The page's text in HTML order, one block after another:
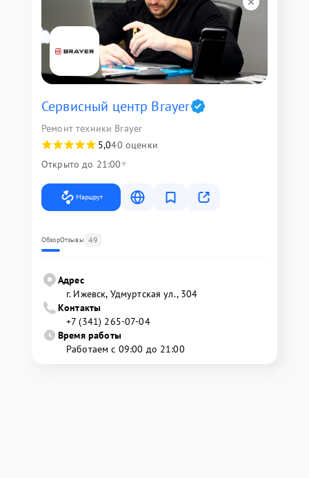
Сервисный центр Brayer
Ремонт техники Brayer
5,040 оценки
Открыто до 21:00
Маршрут
ОбзорОтзывы 49
Адрес
г. Ижевск, Удмуртская ул., 304
Контакты
+7 (341) 265-07-04
Время работы
Работаем с 09:00 до 21:00